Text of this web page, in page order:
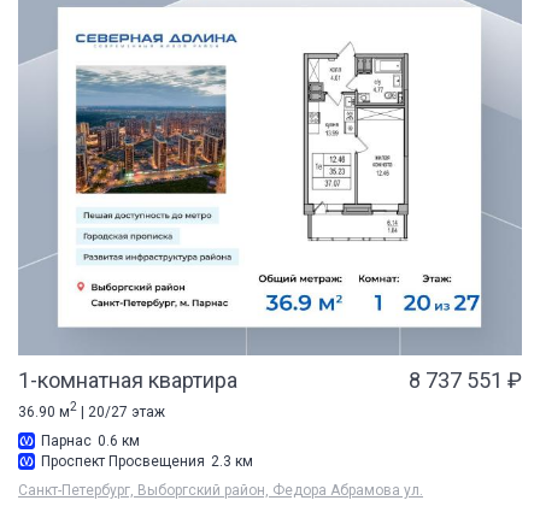
1-комнатная квартира 8 737 551 ₽
36.90 м2
| 20/27 этаж
Парнас 0.6 км
Проспект Просвещения 2.3 км
Санкт-Петербург, Выборгский район, Федора Абрамова ул.